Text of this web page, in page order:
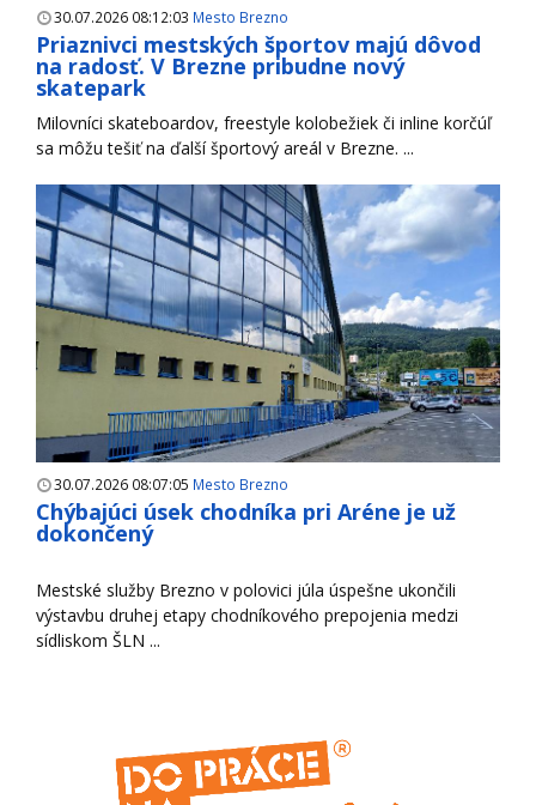
30.07.2026 08:12:03 Mesto Brezno
Priaznivci mestských športov majú dôvod
na radosť. V Brezne pribudne nový
skatepark
Milovníci skateboardov, freestyle kolobežiek či inline korčúľ
sa môžu tešiť na ďalší športový areál v Brezne. ...
30.07.2026 08:07:05 Mesto Brezno
Chýbajúci úsek chodníka pri Aréne je už
dokončený
Mestské služby Brezno v polovici júla úspešne ukončili
výstavbu druhej etapy chodníkového prepojenia medzi
sídliskom ŠLN ...